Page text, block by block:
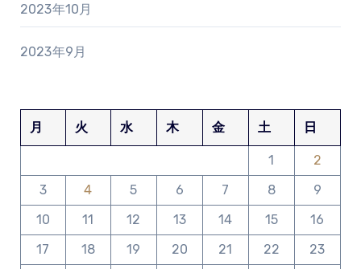
2023年10月
2023年9月
月 火 水 木 金 土 日
1
2
3
4 5 6 7 8
9
10
11 12 13 14 15
16
17
18 19 20 21 22
23